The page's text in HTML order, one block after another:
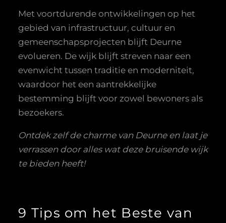
Met voortdurende ontwikkelingen op het
gebied van infrastructuur, cultuur en
gemeenschapsprojecten blijft Deurne
evolueren. De wijk blijft streven naar een
evenwicht tussen traditie en moderniteit,
waardoor het een aantrekkelijke
bestemming blijft voor zowel bewoners als
bezoekers.
Ontdek zelf de charme van Deurne en laat je
verrassen door alles wat deze bruisende wijk
te bieden heeft!
9 Tips om het Beste van